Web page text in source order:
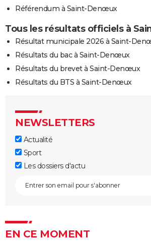
Référendum à Saint-Denœux
Tous les résultats officiels à
Résultat municipale 2026 à Saint-
Résultats du bac à Saint-Denœux
Résultats du brevet à Saint-Denœux
Résultats du BTS à Saint-Denœux
NEWSLETTERS
Actualité
Sport
Les dossiers d'actu
EN CE MOMENT